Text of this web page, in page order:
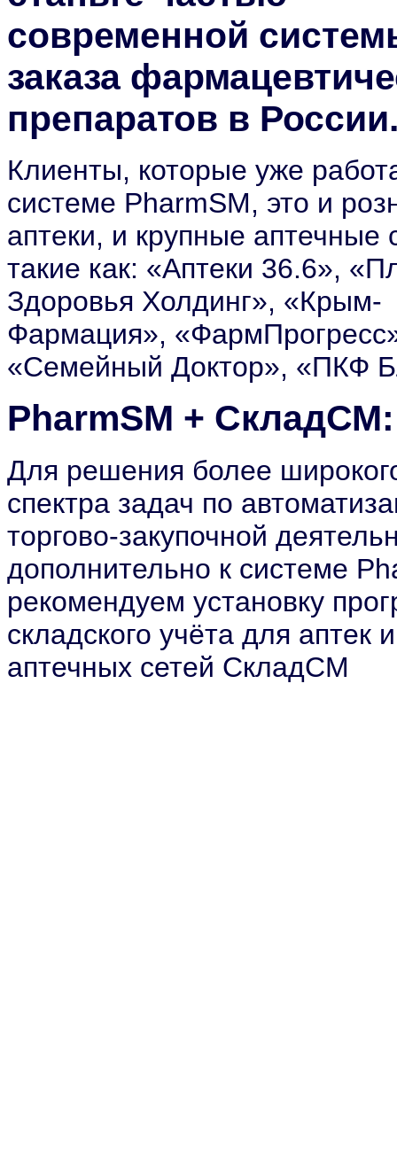
современной
заказа
препаратов в
Клиенты, которые уже
системе PharmSM, это и
аптеки, и крупные аптечные
такие как: «Аптеки 36.6»,
Здоровья Холдинг», «Крым-
Фармация»,
«Семейный Доктор», «ПКФ
PharmSM + СкладСМ:
Для решения более
спектра задач по
торгово-закупочной
дополнительно к системе
рекомендуем установку
складского учёта для аптек и
аптечных сетей СкладСМ